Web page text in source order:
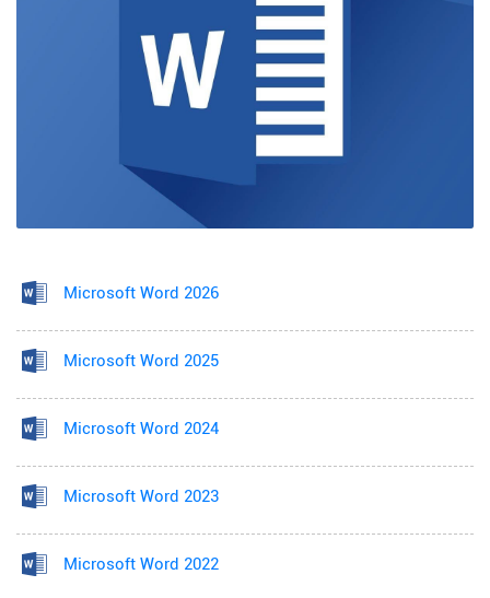
Microsoft Word 2026
Microsoft Word 2025
Microsoft Word 2024
Microsoft Word 2023
Microsoft Word 2022